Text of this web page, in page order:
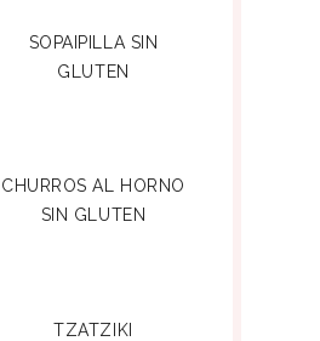
SOPAIPILLA SIN
GLUTEN
CHURROS AL HORNO
SIN GLUTEN
TZATZIKI